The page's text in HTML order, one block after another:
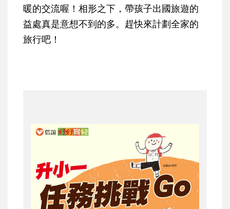
暖的交流喔！相形之下，帶孩子出國旅遊的
益處真是意想不到的多。趕快來計劃全家的
旅行吧！